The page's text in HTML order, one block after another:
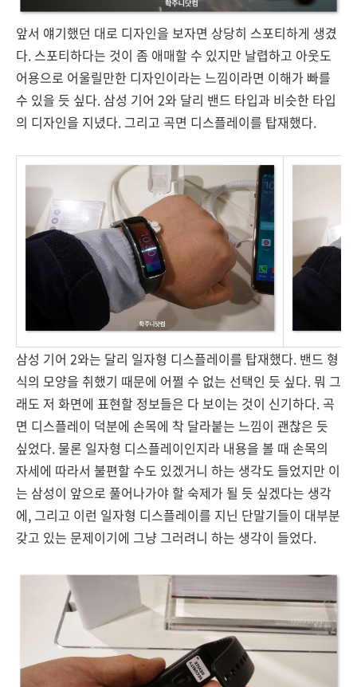
앞서 얘기했던 대로 디자인을 보자면 상당히 스포티하게 생겼
다. 스포티하다는 것이 좀 애매할 수 있지만 날렵하고 아웃도
어용으로 어울릴만한 디자인이라는 느낌이라면 이해가 빠를
수 있을 듯 싶다. 삼성 기어 2와 달리 밴드 타입과 비슷한 타입
의 디자인을 지녔다. 그리고 곡면 디스플레이를 탑재했다.
삼성 기어 2와는 달리 일자형 디스플레이를 탑재했다. 밴드 형
식의 모양을 취했기 때문에 어쩔 수 없는 선택인 듯 싶다. 뭐 그
래도 저 화면에 표현할 정보들은 다 보이는 것이 신기하다. 곡
면 디스플레이 덕분에 손목에 착 달라붙는 느낌이 괜찮은 듯
싶었다. 물론 일자형 디스플레이인지라 내용을 볼 때 손목의
자세에 따라서 불편할 수도 있겠거니 하는 생각도 들었지만 이
는 삼성이 앞으로 풀어나가야 할 숙제가 될 듯 싶겠다는 생각
에, 그리고 이런 일자형 디스플레이를 지닌 단말기들이 대부분
갖고 있는 문제이기에 그냥 그러려니 하는 생각이 들었다.